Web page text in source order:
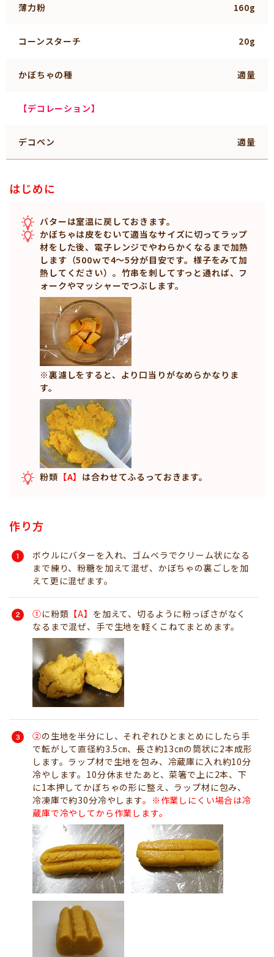
薄力粉 160g
コーンスターチ 20g
かぼちゃの種 適量
【デコレーション】
デコペン 適量
はじめに
バターは室温に戻しておきます。
かぼちゃは皮をむいて適当なサイズに切ってラップ
材をした後、電子レンジでやわらかくなるまで加熱
します（500ｗで4～5分が目安です。様子をみて加
熱してください）。竹串を刺してすっと通れば、フ
ォークやマッシャーでつぶします。
※裏濾しをすると、より口当りがなめらかなりま
す。
粉類 【A】 は合わせてふるっておきます。
作り方
ボウルにバターを入れ、ゴムベラでクリーム状になる
まで練り、粉糖を加えて混ぜ、かぼちゃの裏ごしを加
えて更に混ぜます。
①に粉類 【A】 を加えて、切るように粉っぽさがなく
なるまで混ぜ、手で生地を軽くこねてまとめます。
②の生地を半分にし、それぞれひとまとめにしたら手
で転がして直径約3.5㎝、長さ約13㎝の筒状に2本成形
します。ラップ材で生地を包み、冷蔵庫に入れ約10分
冷やします。10分休ませたあと、菜箸で上に2本、下
に1本押してかぼちゃの形に整え、ラップ材に包み、
冷凍庫で約30分冷やします。※作業しにくい場合は冷
蔵庫で冷やしてから作業します。